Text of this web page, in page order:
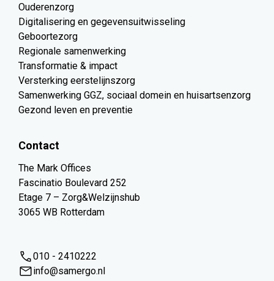
Ouderenzorg
Digitalisering en gegevensuitwisseling
Geboortezorg
Regionale samenwerking
Transformatie & impact
Versterking eerstelijnszorg
Samenwerking GGZ, sociaal domein en huisartsenzorg
Gezond leven en preventie
Contact
The Mark Offices
Fascinatio Boulevard 252
Etage 7 – Zorg&Welzijnshub
3065 WB Rotterdam
010 - 2410222
info@samergo.nl